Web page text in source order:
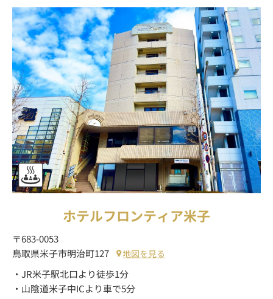
ホテルフロンティア米子
〒683-0053
鳥取県米子市明治町127
地図を見る
・JR米子駅北口より徒歩1分
・山陰道米子中ICより車で5分